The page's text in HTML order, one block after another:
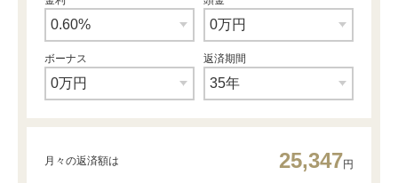
ボーナス 返済期間
月々の返済額は 25,347円